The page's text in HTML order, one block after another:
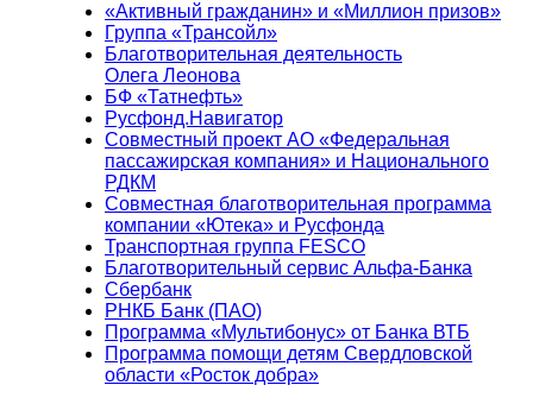
«Активный гражданин» и «Миллион призов»
Группа «Трансойл»
Благотворительная деятельность
Олега Леонова
БФ «Татнефть»
Русфонд.Навигатор
Совместный проект АО «Федеральная
пассажирская компания» и Национального
РДКМ
Совместная благотворительная программа
компании «Ютека» и Русфонда
Транспортная группа FESCO
Благотворительный сервис Альфа-Банка
Сбербанк
РНКБ Банк (ПАО)
Программа «Мультибонус» от Банка ВТБ
Программа помощи детям Свердловской
области «Росток добра»